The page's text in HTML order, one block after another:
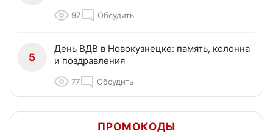
97 Обсудить
5
День ВДВ в Новокузнецке: память, колонна
и поздравления
77 Обсудить
ПРОМОКОДЫ